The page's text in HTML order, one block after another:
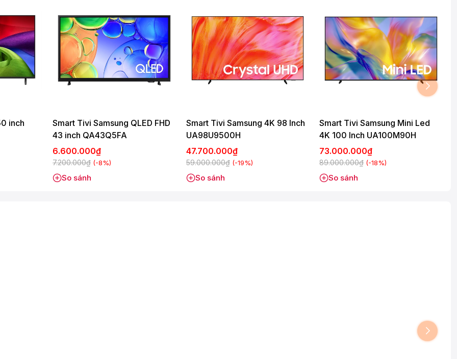
tại gia
sắc chân thực
giúp chơi game mượt mà, không xé hình, độ trễ cực thấp.
kết hợp:
inch
Smart Tivi Samsung QLED FHD
43 inch QA43Q5FA
6.600.000₫
7.200.000₫ (-8%)
So sánh
Smart Tivi Samsung 4K 98 Inch
UA98U9500H
47.700.000₫
59.000.000₫ (-19%)
So sánh
Smart Tivi Samsung Mini Led
4K 100 Inch UA100M90H
73.000.000₫
89.000.000₫ (-18%)
So sánh